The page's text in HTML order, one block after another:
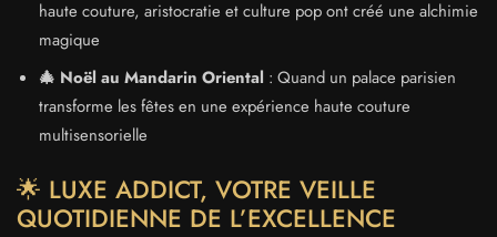
haute couture, aristocratie et culture pop ont créé une alchimie
magique
🎄 Noël au Mandarin Oriental : Quand un palace parisien
transforme les fêtes en une expérience haute couture
multisensorielle
🌟 LUXE ADDICT, VOTRE VEILLE
QUOTIDIENNE DE L’EXCELLENCE